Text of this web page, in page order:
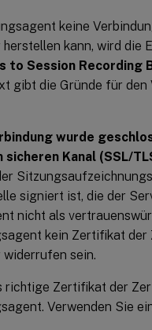
keine
kann, wird die
to Session Recording
gibt die Gründe für
wurde
sicheren Kanal (SSL/
signiert ist, die der
nicht als
kein Zertifikat
widerrufen sein.
richtige Zertifikat der
Verwenden Sie